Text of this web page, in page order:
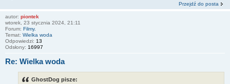
Przejdź do posta
autor: piontek
wtorek, 23 stycznia 2024, 21:11
Forum: Filmy.
Temat: Wielka woda
Odpowiedzi: 13
Odsłony: 16997
Re: Wielka woda
GhostDog pisze: